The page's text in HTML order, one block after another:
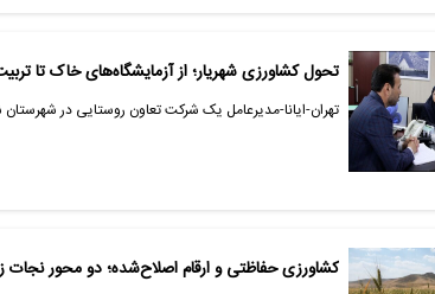
تحول کشاورزی شهریار؛ از آزمایشگاه‌های خاک تا تربیت ۷۵۰ کارشناس
تهران-ایانا-مدیرعامل یک شرکت تعاون روستایی در شهرستان
کشاورزی حفاظتی و ارقام اصلاح‌شده؛ دو محور نجات